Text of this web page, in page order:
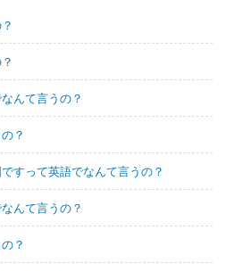
んて言うの？
？
すって英語でなんて言うの？
んて言うの？
？